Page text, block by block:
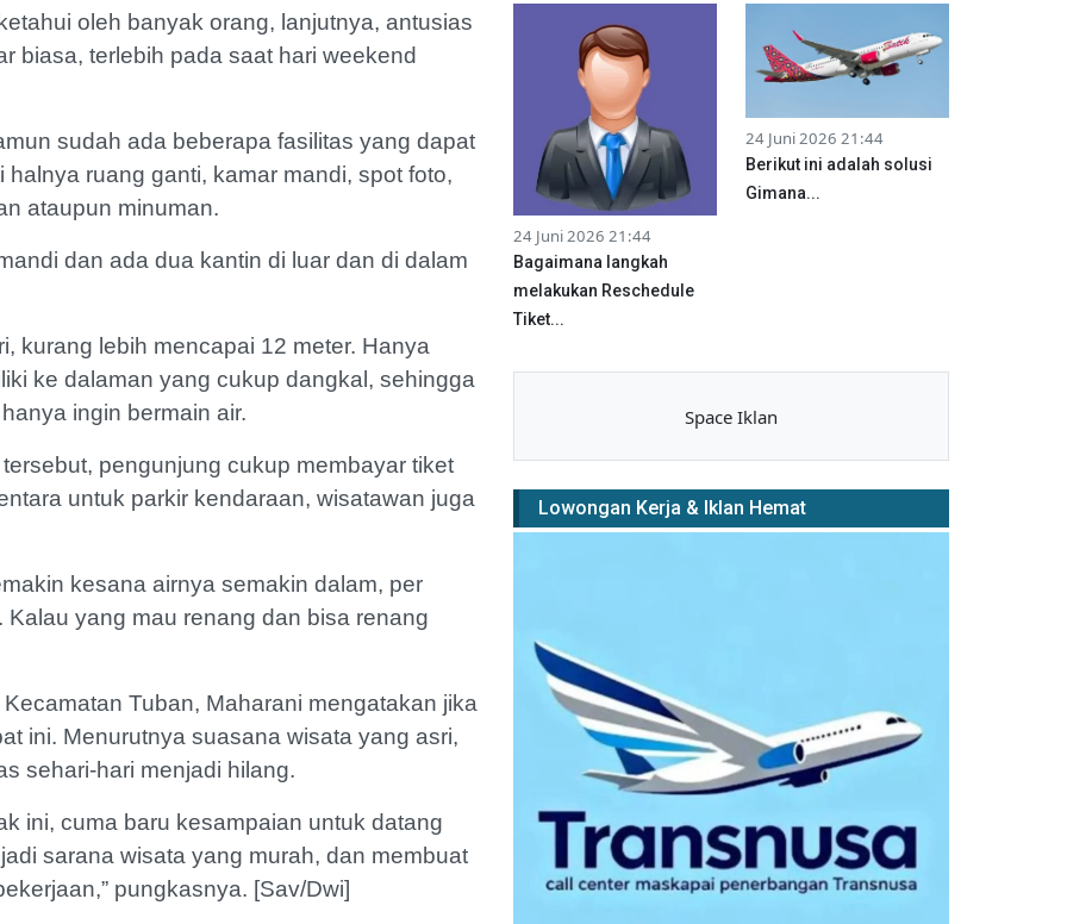
oleh banyak orang, lanjutnya, antusias
biasa, terlebih pada saat hari weekend
sudah ada beberapa fasilitas yang dapat
ruang ganti, kamar mandi, spot foto,
ataupun minuman.
dan ada dua kantin di luar dan di dalam
kurang lebih mencapai 12 meter. Hanya
ke dalaman yang cukup dangkal, sehingga
ingin bermain air.
pengunjung cukup membayar tiket
untuk parkir kendaraan, wisatawan juga
kesana airnya semakin dalam, per
yang mau renang dan bisa renang
Tuban, Maharani mengatakan jika
ini. Menurutnya suasana wisata yang asri,
sehari-hari menjadi hilang.
ini, cuma baru kesampaian untuk datang
sarana wisata yang murah, dan membuat
pungkasnya. [Sav/Dwi]
24 Juni 2026 21:44
Bagaimana langkah
melakukan Reschedule
Tiket...
24 Juni 2026 21:44
Berikut ini adalah solusi
Gimana...
Space Iklan
Lowongan Kerja & Iklan Hemat